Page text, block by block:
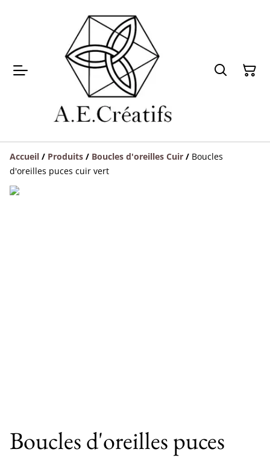
Accueil / Produits / Boucles d'oreilles Cuir / Boucles
d'oreilles puces cuir vert
Boucles d'oreilles puces